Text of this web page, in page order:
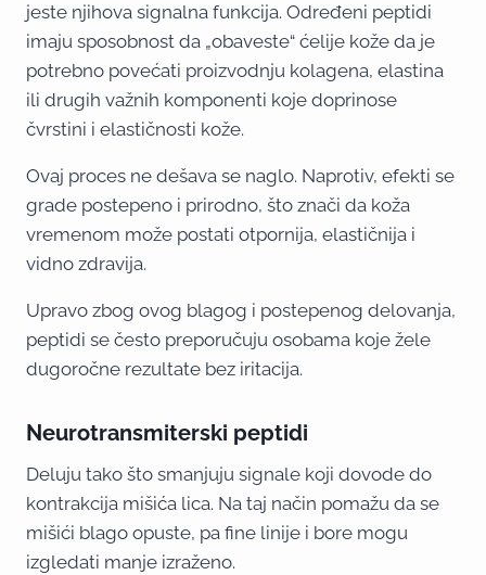
jeste njihova signalna funkcija. Određeni peptidi
imaju sposobnost da „obaveste“ ćelije kože da je
potrebno povećati proizvodnju kolagena, elastina
ili drugih važnih komponenti koje doprinose
čvrstini i elastičnosti kože.
Ovaj proces ne dešava se naglo. Naprotiv, efekti se
grade postepeno i prirodno, što znači da koža
vremenom može postati otpornija, elastičnija i
vidno zdravija.
Upravo zbog ovog blagog i postepenog delovanja,
peptidi se često preporučuju osobama koje žele
dugoročne rezultate bez iritacija.
Neurotransmiterski peptidi
Deluju tako što smanjuju signale koji dovode do
kontrakcija mišića lica. Na taj način pomažu da se
mišići blago opuste, pa fine linije i bore mogu
izgledati manje izraženo.